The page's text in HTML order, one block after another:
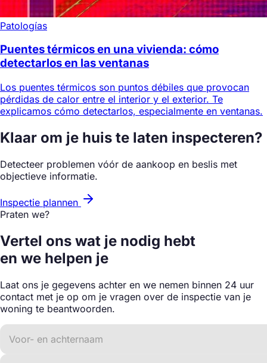
Patologías
Puentes térmicos en una vivienda: cómo
detectarlos en las ventanas
Los puentes térmicos son puntos débiles que provocan
pérdidas de calor entre el interior y el exterior. Te
explicamos cómo detectarlos, especialmente en ventanas.
Klaar om je huis te laten inspecteren?
Detecteer problemen vóór de aankoop en beslis met
objectieve informatie.
Inspectie plannen
Praten we?
Vertel ons wat je nodig hebt
en we helpen je
Laat ons je gegevens achter en we nemen binnen 24 uur
contact met je op om je vragen over de inspectie van je
woning te beantwoorden.